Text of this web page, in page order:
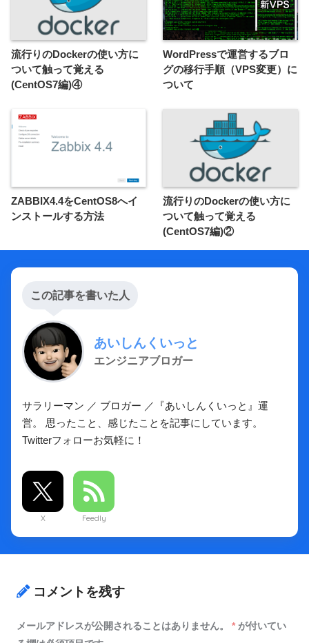
流行りのDockerの使い方に
ついて触って覚える
(CentOS7編)④
WordPressで運営するブロ
グの移行手順（VPS変更）に
ついて
ZABBIX4.4をCentOS8へイ
ンストールする方法
流行りのDockerの使い方に
ついて触って覚える
(CentOS7編)②
この記事を書いた人
あいしんくいっと
エンジニアブロガー
サラリーマン ／ ブロガー ／『あいしんくいっと』運
営。 思ったこと、感じたことを記事にしています。
Twitterフォローお気軽に！
X Feedly
コメントを残す
メールアドレスが公開されることはありません。 * が付いてい